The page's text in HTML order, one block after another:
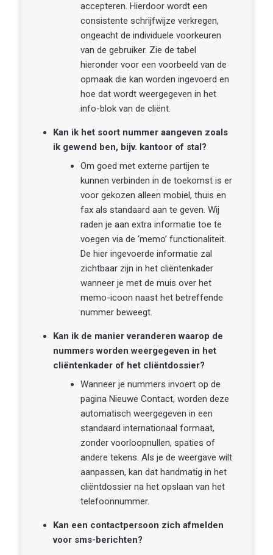
accepteren. Hierdoor wordt een
consistente schrijfwijze verkregen,
ongeacht de individuele voorkeuren
van de gebruiker. Zie de tabel
hieronder voor een voorbeeld van de
opmaak die kan worden ingevoerd en
hoe dat wordt weergegeven in het
info-blok van de cliënt.
Kan ik het soort nummer aangeven zoals
ik gewend ben, bijv. kantoor of stal?
Om goed met externe partijen te
kunnen verbinden in de toekomst is er
voor gekozen alleen mobiel, thuis en
fax als standaard aan te geven. Wij
raden je aan extra informatie toe te
voegen via de ‘memo’ functionaliteit.
De hier ingevoerde informatie zal
zichtbaar zijn in het cliëntenkader
wanneer je met de muis over het
memo-icoon naast het betreffende
nummer beweegt.
Kan ik de manier veranderen waarop de
nummers worden weergegeven in het
cliëntenkader of het cliëntdossier?
Wanneer je nummers invoert op de
pagina Nieuwe Contact, worden deze
automatisch weergegeven in een
standaard internationaal formaat,
zonder voorloopnullen, spaties of
andere tekens. Als je de weergave wilt
aanpassen, kan dat handmatig in het
cliëntdossier na het opslaan van het
telefoonnummer.
Kan een contactpersoon zich afmelden
voor sms-berichten?